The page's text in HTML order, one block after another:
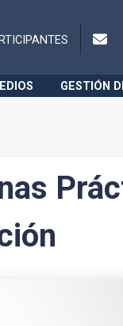
GESTIÓN